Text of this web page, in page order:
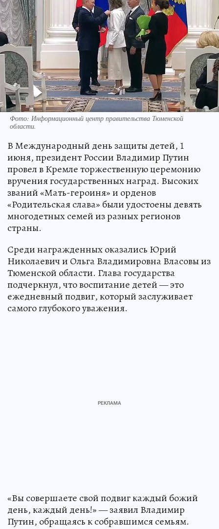
Фото: Информационный центр правительства Тюменской
области.
В Международный день защиты детей, 1
июня, президент России Владимир Путин
провел в Кремле торжественную церемонию
вручения государственных наград. Высоких
званий «Мать-героиня» и орденов
«Родительская слава» были удостоены девять
многодетных семей из разных регионов
страны.
Среди награжденных оказались Юрий
Николаевич и Ольга Владимировна Власовы из
Тюменской области. Глава государства
подчеркнул, что воспитание детей — это
ежедневный подвиг, который заслуживает
самого глубокого уважения.
«Вы совершаете свой подвиг каждый божий
день, каждый день!» — заявил Владимир
Путин, обращаясь к собравшимся семьям.